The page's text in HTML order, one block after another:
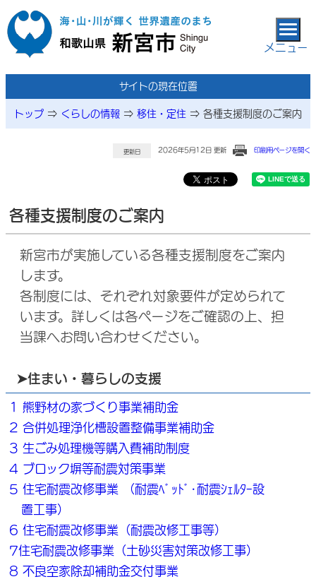
本文へ移動
メニュー
サイトの現在位置
トップ ⇒ くらしの情報 ⇒ 移住・定住 ⇒ 各種支援制度のご案内
更新日 2026年5月12日 更新 印刷用ページを開く
各種支援制度のご案内
新宮市が実施している各種支援制度をご案内
します。
各制度には、それぞれ対象要件が定められて
います。詳しくは各ページをご確認の上、担
当課へお問い合わせください。
➤住まい・暮らしの支援
1 熊野材の家づくり事業補助金
2 合併処理浄化槽設置整備事業補助金
3 生ごみ処理機等購入費補助制度
4 ブロック塀等耐震対策事業
5 住宅耐震改修事業 （耐震ﾍﾞｯﾄﾞ･耐震ｼｪﾙﾀｰ設
置工事）
6 住宅耐震改修事業（耐震改修工事等）
7住宅耐震改修事業（土砂災害対策改修工事）
8 不良空家除却補助金交付事業